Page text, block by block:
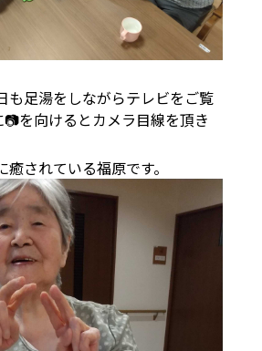
も足湯をしながらテレビをご覧
を向けるとカメラ目線を頂き
されている福原です。